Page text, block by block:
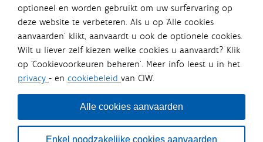
optioneel en worden gebruikt om uw surfervaring op
deze website te verbeteren. Als u op ‘Alle cookies
aanvaarden’ klikt, aanvaardt u ook de optionele cookies.
Wilt u liever zelf kiezen welke cookies u aanvaardt? Klik
op ‘Cookievoorkeuren beheren’. Meer info leest u in het
privacy - en cookiebeleid van CIW.
Alle cookies aanvaarden
Enkel noodzakelijke cookies aanvaarden
Integraalwaterbeleid.be is een
officiële website van de Vlaamse
overheid
uitgegeven door Coördinatiecommissie Integraal
Waterbeleid
De Coördinatiecommissie Integraal Waterbeleid (CIW) is een
bestuursniveaus die bij het waterbeleid betrokken zijn. Ook
waterbedrijven nemen deel aan het overleg. Deze
samenwerking zorgt voor een gecoördineerde en
geïntegreerde aanpak van het waterbeleid en waterbeheer